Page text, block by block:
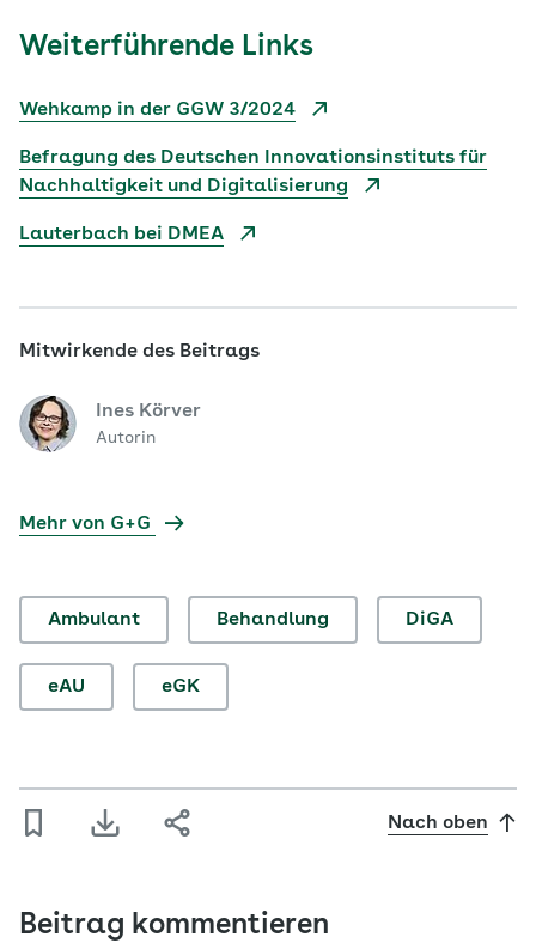
Weiterführende Links
Wehkamp in der GGW 3/2024
Befragung des Deutschen Innovationsinstituts für
Nachhaltigkeit und Digitalisierung
Lauterbach bei DMEA
Mitwirkende des Beitrags
Ines Körver
Autorin
Mehr von G+G
Ambulant Behandlung DiGA
eAU eGK
Nach oben
Beitrag kommentieren